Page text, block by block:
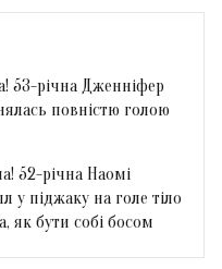
53-річна Дженніфер
повністю голою
52-річна Наомі
у піджаку на голе тіло
як бути собі босом